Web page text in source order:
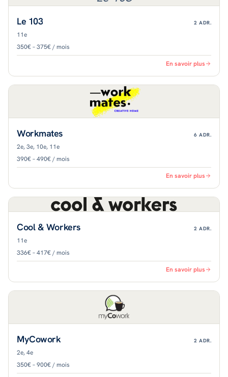
Le 103 2 ADR.
11e
350€ – 375€ / mois
En savoir plus
Workmates 6 ADR.
2e, 3e, 10e, 11e
390€ – 490€ / mois
En savoir plus
Cool & Workers 2 ADR.
11e
336€ – 417€ / mois
En savoir plus
MyCowork 2 ADR.
2e, 4e
350€ – 900€ / mois